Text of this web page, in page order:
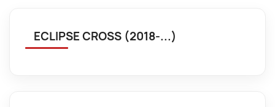
ECLIPSE CROSS (2018-...)